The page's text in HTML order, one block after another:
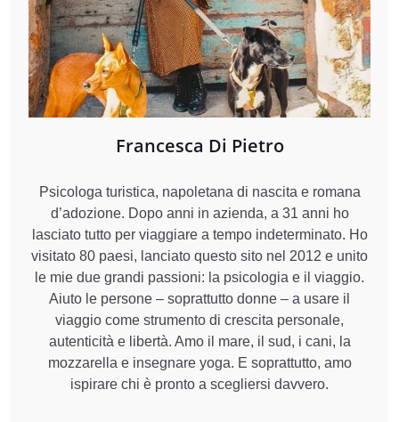
Francesca Di Pietro
Psicologa turistica, napoletana di nascita e romana
d’adozione. Dopo anni in azienda, a 31 anni ho
lasciato tutto per viaggiare a tempo indeterminato. Ho
visitato 80 paesi, lanciato questo sito nel 2012 e unito
le mie due grandi passioni: la psicologia e il viaggio.
Aiuto le persone – soprattutto donne – a usare il
viaggio come strumento di crescita personale,
autenticità e libertà. Amo il mare, il sud, i cani, la
mozzarella e insegnare yoga. E soprattutto, amo
ispirare chi è pronto a scegliersi davvero.